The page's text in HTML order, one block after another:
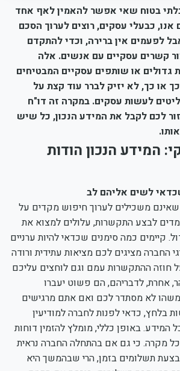
בטוח שאי אפשר להאמין לאף אחד
אנו, כבעלי עסקים, רוצים לערוך הסכם
לפעמים אין ברירה, וכדי להתקדם
קשרים עסקיים עם אנשים. אלה
גדולים או שותפים עסקיים המבטיחים
או כך, לא יזיק לברר עוד קצת על
לעשות עסקים. במקרה זה דו"ח
לכם לקבל את המידע הנכון, כל שיש
המידע הנכון הודות
לשים אליהם לב
משכילים לערוך חיפוש מקדים על
לבצע התקשרות, עלולים למצוא את
קיימים כמה סימנים שכדאי להיות ערניים
החברה מציגים לכם מציאות עתידית ורודה
חוזה ההתקשרות עמם וגם לוחצים עליכם
אחרת, לדבריהם, הם פשוט יעברו
לא מסתדר לכם ואם אתם מרגישים
בלחץ, כדאי לפנות לחברה למודיעין
המידע. באופן כללי, מומלץ להזמין דוחות
מקרה. כי גם אם בהתחלה החברה נראית
תשלומים בזמן, הרי שבהמשך היא